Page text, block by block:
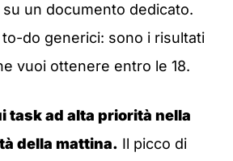
un documento dedicato.
do generici: sono i risultati
vuoi ottenere entro le 18.
task ad alta priorità nella
della mattina. Il picco di